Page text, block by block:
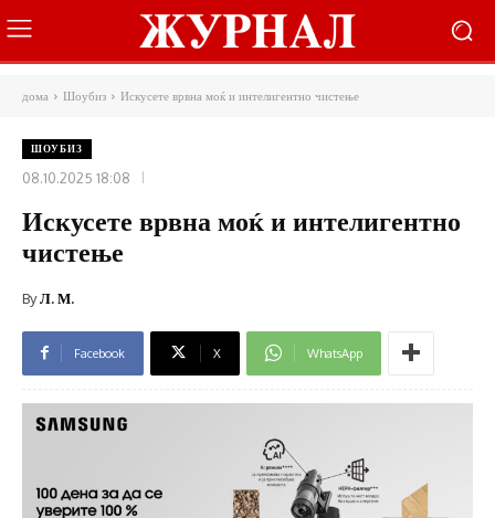
дома Шоубиз Искусете врвна моќ и интелигентно чистење
ШОУБИЗ
08.10.2025 18:08
Искусете врвна моќ и интелигентно
чистење
ByЛ. М.
Facebook X WhatsApp